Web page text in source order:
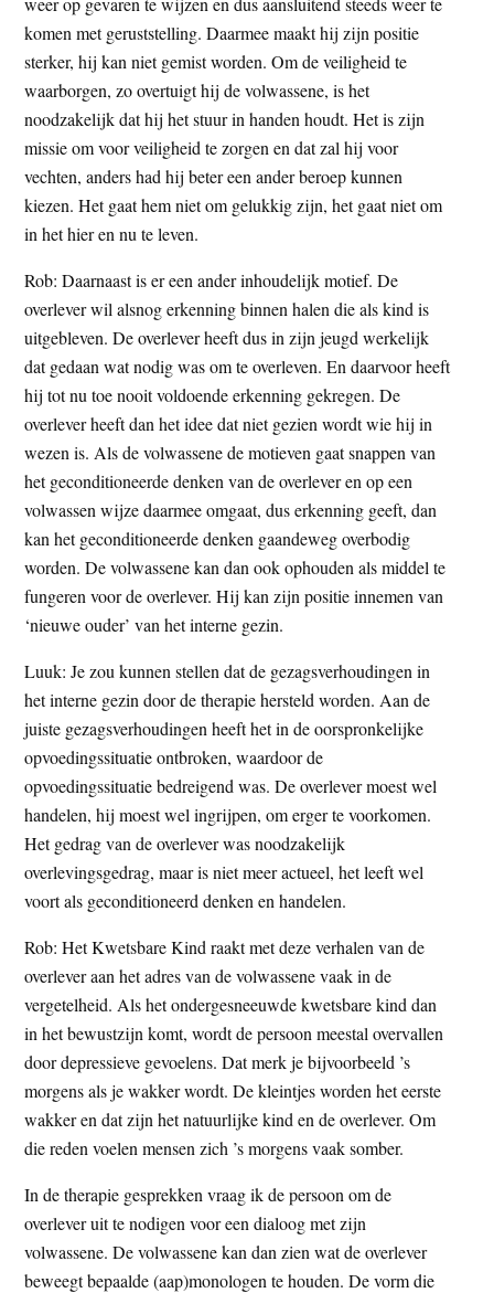
komen met geruststelling. Daarmee maakt hij zijn positie
sterker, hij kan niet gemist worden. Om de veiligheid te
waarborgen, zo overtuigt hij de volwassene, is het
noodzakelijk dat hij het stuur in handen houdt. Het is zijn
missie om voor veiligheid te zorgen en dat zal hij voor
vechten, anders had hij beter een ander beroep kunnen
kiezen. Het gaat hem niet om gelukkig zijn, het gaat niet om
in het hier en nu te leven.
Rob: Daarnaast is er een ander inhoudelijk motief. De
overlever wil alsnog erkenning binnen halen die als kind is
uitgebleven. De overlever heeft dus in zijn jeugd werkelijk
dat gedaan wat nodig was om te overleven. En daarvoor heeft
hij tot nu toe nooit voldoende erkenning gekregen. De
overlever heeft dan het idee dat niet gezien wordt wie hij in
wezen is. Als de volwassene de motieven gaat snappen van
het geconditioneerde denken van de overlever en op een
volwassen wijze daarmee omgaat, dus erkenning geeft, dan
kan het geconditioneerde denken gaandeweg overbodig
worden. De volwassene kan dan ook ophouden als middel te
fungeren voor de overlever. Hij kan zijn positie innemen van
‘nieuwe ouder’ van het interne gezin.
Luuk: Je zou kunnen stellen dat de gezagsverhoudingen in
het interne gezin door de therapie hersteld worden. Aan de
juiste gezagsverhoudingen heeft het in de oorspronkelijke
opvoedingssituatie ontbroken, waardoor de
opvoedingssituatie bedreigend was. De overlever moest wel
handelen, hij moest wel ingrijpen, om erger te voorkomen.
Het gedrag van de overlever was noodzakelijk
overlevingsgedrag, maar is niet meer actueel, het leeft wel
voort als geconditioneerd denken en handelen.
Rob: Het Kwetsbare Kind raakt met deze verhalen van de
overlever aan het adres van de volwassene vaak in de
vergetelheid. Als het ondergesneeuwde kwetsbare kind dan
in het bewustzijn komt, wordt de persoon meestal overvallen
door depressieve gevoelens. Dat merk je bijvoorbeeld ’s
morgens als je wakker wordt. De kleintjes worden het eerste
wakker en dat zijn het natuurlijke kind en de overlever. Om
die reden voelen mensen zich ’s morgens vaak somber.
In de therapie gesprekken vraag ik de persoon om de
overlever uit te nodigen voor een dialoog met zijn
volwassene. De volwassene kan dan zien wat de overlever
beweegt bepaalde (aap)monologen te houden. De vorm die